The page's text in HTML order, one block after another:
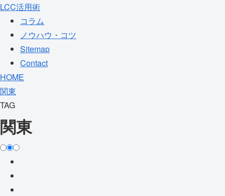
LCC活用術
コラム
ノウハウ・コツ
Sitemap
Contact
HOME
関東
TAG
関東